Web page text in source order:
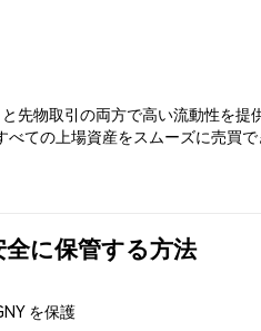
先物取引の両方で高い流動性を提
べての上場資産をスムーズに売買
に保管する方法
を保護